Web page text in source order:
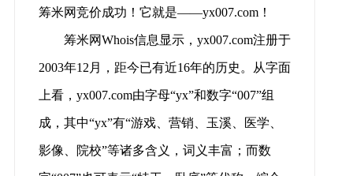
筹米网竞价成功！它就是——yx007.com！
筹米网Whois信息显示，yx007.com注册于
2003年12月，距今已有近16年的历史。从字面
上看，yx007.com由字母“yx”和数字“007”组
成，其中“yx”有“游戏、营销、玉溪、医学、
影像、院校”等诸多含义，词义丰富；而数